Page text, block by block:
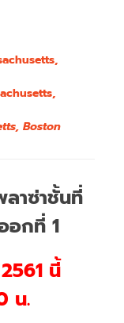
Boston
าซ่าชั้นที่
อกที่ 1
นี้
น.